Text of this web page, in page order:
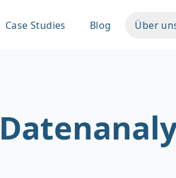
Case Studies Blog Über